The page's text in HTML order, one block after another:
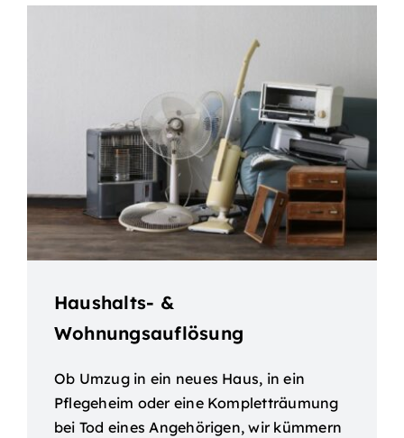
Haushalts- &
Wohnungsauflösung
Ob Umzug in ein neues Haus, in ein
Pflegeheim oder eine Kompletträumung
bei Tod eines Angehörigen, wir kümmern